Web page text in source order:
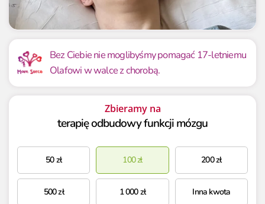
Mamy już
281 113.21 zł
Potrzebujemy
700 000 zł
40.16% 40.16%
Bez Ciebie nie moglibyśmy pomagać 17-letniemu
Olafowi w walce z chorobą.
Zbieramy na
terapię odbudowy funkcji mózgu
50zł 100zł 200zł
500zł 1 000zł Inna kwota